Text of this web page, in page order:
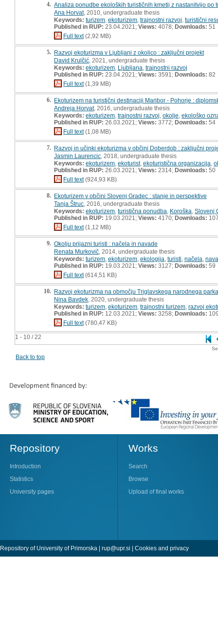
1 - 10 / 22
4. Analiza ponudbe ekoloških turističnih kmetij z nastanitvijo po
Ana Horvat, 2010, undergraduate thesis
Keywords: turizem ekoturizem trajnostni razvoj turistični
Published in RUP: 23.04.2021; Views: 4078; Downloads: 51
Full text(2,92 MB)
5. Razvoj ekoturizma v Ljubljani z okolico : zaključni projekt
David Krulčić , 2021, undergraduate thesis
Keywords: ekoturizem Ljubljana trajnostni razvoj
Published in RUP: 23.04.2021; Views: 3591; Downloads: 82
Full text(1,39 MB)
6. Ekoturizem na turistični destinaciji Maribor - Pohorje :
Andreja Horvat, 2016, undergraduate thesis
Keywords: ekoturizem trajnostni razvoj okolje ekološko
Published in RUP: 26.03.2021; Views: 3772; Downloads: 54
Full text(1,08 MB)
7. Razvoj in učinki ekoturizma v občini Doberdob : zaključni
Jasmin Laurencic , 2018, undergraduate thesis
Keywords: ekoturizem ekoturist, ekoturistična organizacija
Published in RUP: 26.03.2021; Views: 2314; Downloads: 50
Full text(924,93 KB)
8. Ekoturizem v občini Slovenj Gradec : stanje in perspektive
Tanja Štruc , 2016, undergraduate thesis
Keywords: ekoturizem turistična ponudba Koroška Slovenj
Published in RUP: 19.03.2021; Views: 4170; Downloads:
Full text(1,12 MB)
9. Okolju prijazni turisti : načela in navade
Renata Murkovič , 2014, undergraduate thesis
Keywords: turizem ekoturizem ekologija turisti načela
Published in RUP: 19.03.2021; Views: 3127; Downloads: 59
Full text(614,51 KB)
10. Razvoj ekoturizma na območju Triglavskega narodnega
Nina Bavdek , 2020, undergraduate thesis
Keywords: turizem ekoturizem trajnostni turizem razvoj
Published in RUP: 12.03.2021; Views: 3258; Downloads:
Full text(780,47 KB)
Back to top
Repository
Introduction
Statistics
University pages
Works
Search
Browse
Upload of final works
Repository of University of Primorska | rup@upr.si | Cookies and privacy